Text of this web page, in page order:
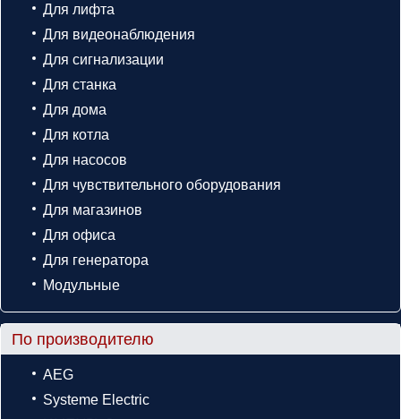
Для лифта
Для видеонаблюдения
Для сигнализации
Для станка
Для дома
Для котла
Для насосов
Для чувствительного оборудования
Для магазинов
Для офиса
Для генератора
Модульные
По производителю
AEG
Systeme Electric